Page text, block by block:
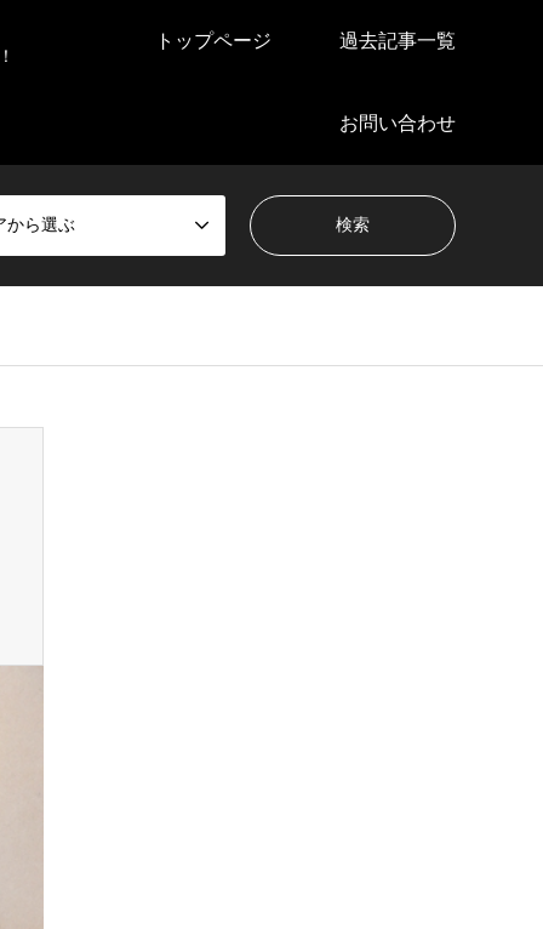
トップページ 過去記事一覧
お問い合わせ
から選ぶ